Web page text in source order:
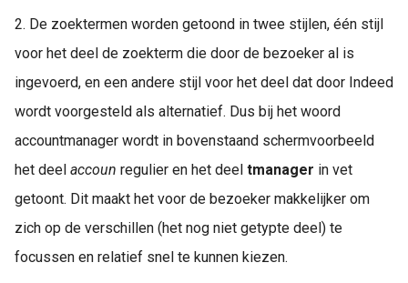
2. De zoektermen worden getoond in twee stijlen, één stijl
voor het deel de zoekterm die door de bezoeker al is
ingevoerd, en een andere stijl voor het deel dat door Indeed
wordt voorgesteld als alternatief. Dus bij het woord
accountmanager wordt in bovenstaand schermvoorbeeld
het deel accoun regulier en het deel tmanager in vet
getoont. Dit maakt het voor de bezoeker makkelijker om
zich op de verschillen (het nog niet getypte deel) te
focussen en relatief snel te kunnen kiezen.